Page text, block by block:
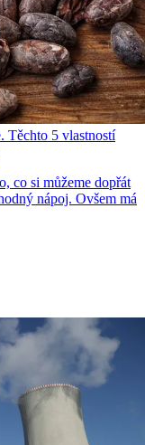
Těchto 5 vlastností
co si můžeme dopřát
nápoj. Ovšem má